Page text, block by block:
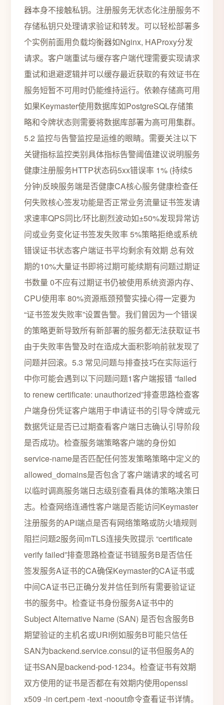
器本身不接触私钥。注册服务无状态化注册服务不
存储私钥只处理请求验证和转发。可以轻松部署多
个实例前面用负载均衡器如Nginx, HAProxy分发
请求。客户端重试与缓存客户端代理需要实现请求
重试和退避逻辑并可以缓存最近获取的有效证书在
服务短暂不可用时仍能维持运行。依赖存储高可用
如果Keymaster使用数据库如PostgreSQL存储策
略和令牌状态则需要将数据库部署为高可用集群。
5.2 监控与告警监控是运维的眼睛。需要关注以下
关键指标监控类别具体指标告警阈值建议说明服务
健康注册服务HTTP状态码5xx错误率 1% (持续5
分钟)反映服务端是否健康CA核心服务健康检查任
何失败核心签发功能是否正常业务流量证书签发请
求速率QPS同比/环比剧烈波动如±50%发现异常访
问或业务变化证书签发失败率 5%策略拒绝或系统
错误证书状态客户端证书平均剩余有效期 总有效
期的10%大量证书即将过期可能续期有问题过期证
书数量 0不应有过期证书仍被使用系统资源内存、
CPU使用率 80%资源瓶颈预警实操心得一定要为
“证书签发失败率”设置告警。我们曾因为一个错误
的策略更新导致所有新部署的服务都无法获取证书
由于失败率告警及时在造成大面积影响前就发现了
问题并回滚。5.3 常见问题与排查技巧在实际运行
中你可能会遇到以下问题问题1客户端报错 “failed
to renew certificate: unauthorized”排查思路检查客
户端身份凭证客户端用于申请证书的引导令牌或元
数据凭证是否已过期查看客户端日志确认引导阶段
是否成功。检查服务端策略客户端的身份如
service-name是否匹配任何签发策略策略中定义的
allowed_domains是否包含了客户端请求的域名可
以临时调高服务端日志级别查看具体的策略决策日
志。检查网络连通性客户端是否能访问Keymaster
注册服务的API端点是否有网络策略或防火墙规则
阻拦问题2服务间mTLS连接失败提示 “certificate
verify failed”排查思路检查证书链服务B是否信任
签发服务A证书的CA确保Keymaster的CA证书或
中间CA证书已正确分发并信任到所有需要验证证
书的服务中。检查证书身份服务A证书中的
Subject Alternative Name (SAN) 是否包含服务B
期望验证的主机名或URI例如服务B可能只信任
SAN为backend.service.consul的证书但服务A的
证书SAN是backend-pod-1234。检查证书有效期
双方使用的证书是否都在有效期内使用openssl
x509 -in cert.pem -text -noout命令查看证书详情。